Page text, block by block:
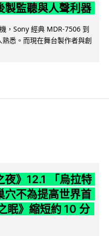
製監聽與人聲利器
，Sony 經典 MDR-7506 到
悉。而現在舞台製作者與創
夜》12.1 「烏拉特
穴不為提高世界首
眠》縮短約 10 分